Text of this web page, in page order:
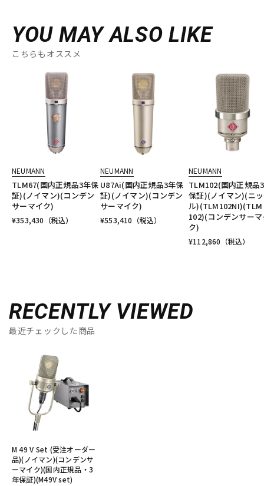
YOU MAY ALSO LIKE
こちらもオススメ
NEUMANN
TLM67(国内正規品3年保
証)(ノイマン)(コンデン
サーマイク)
¥353,430 （税込）
NEUMANN
U87Ai(国内正規品3年保
証)(ノイマン)(コンデン
サーマイク)
¥553,410 （税込）
NEUMANN
TLM102(国内正規品
保証)(ノイマン)(ニ
ル)(TLM102NI)(TLM
102)(コンデンサー
ク)
¥112,860 （税込）
RECENTLY VIEWED
最近チェックした商品
M 49 V Set (受注オーダー
品)(ノイマン)(コンデンサ
ーマイク)(国内正規品・3
年保証)(M49V set)